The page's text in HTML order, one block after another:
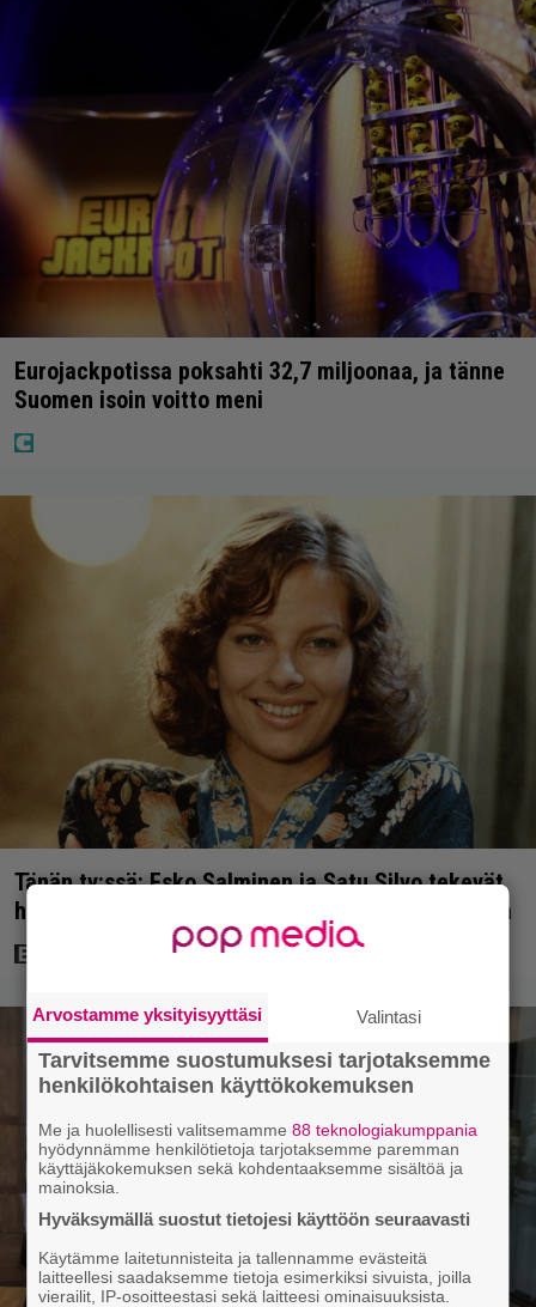
Eurojackpotissa poksahti 32,7 miljoonaa, ja tänne
Suomen isoin voitto meni
Tänän tv:ssä: Esko Salminen ja Satu Silvo tekevät
hienot pääroolit vuoden 1984 menestyselokuvassa
Arvostamme yksityisyyttäsi Valintasi
Tarvitsemme suostumuksesi tarjotaksemme
henkilökohtaisen käyttökokemuksen
Me ja huolellisesti valitsemamme88 teknologiakumppania
hyödynnämme henkilötietoja tarjotaksemme paremman
käyttäjäkokemuksen sekä kohdentaaksemme sisältöä ja
mainoksia.
Hyväksymällä suostut tietojesi käyttöön seuraavasti
Käytämme laitetunnisteita ja tallennamme evästeitä
laitteellesi saadaksemme tietoja esimerkiksi sivuista, joilla
vierailit, IP-osoitteestasi sekä laitteesi ominaisuuksista.